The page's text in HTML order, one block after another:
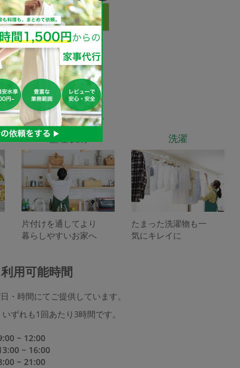
ービスの種類
ービスは下記となります。
整理収納
片付けを通してより
暮らしやすいお家へ
洗濯
たまった洗濯物も一
気にキレイに
用可能時間
・時間にてご提供しています。
ずれも1回あたり3時間です。
~ 12:00
~ 16:00
~ 21:00